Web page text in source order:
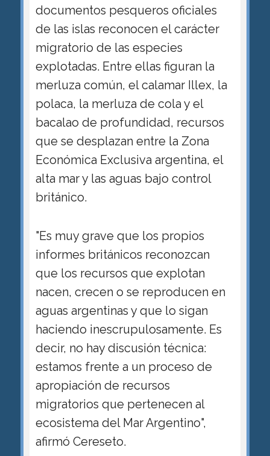
documentos pesqueros oficiales
de las islas reconocen el carácter
migratorio de las especies
explotadas. Entre ellas figuran la
merluza común, el calamar Illex, la
polaca, la merluza de cola y el
bacalao de profundidad, recursos
que se desplazan entre la Zona
Económica Exclusiva argentina, el
alta mar y las aguas bajo control
británico.
"Es muy grave que los propios
informes británicos reconozcan
que los recursos que explotan
nacen, crecen o se reproducen en
aguas argentinas y que lo sigan
haciendo inescrupulosamente. Es
decir, no hay discusión técnica:
estamos frente a un proceso de
apropiación de recursos
migratorios que pertenecen al
ecosistema del Mar Argentino",
afirmó Cereseto.